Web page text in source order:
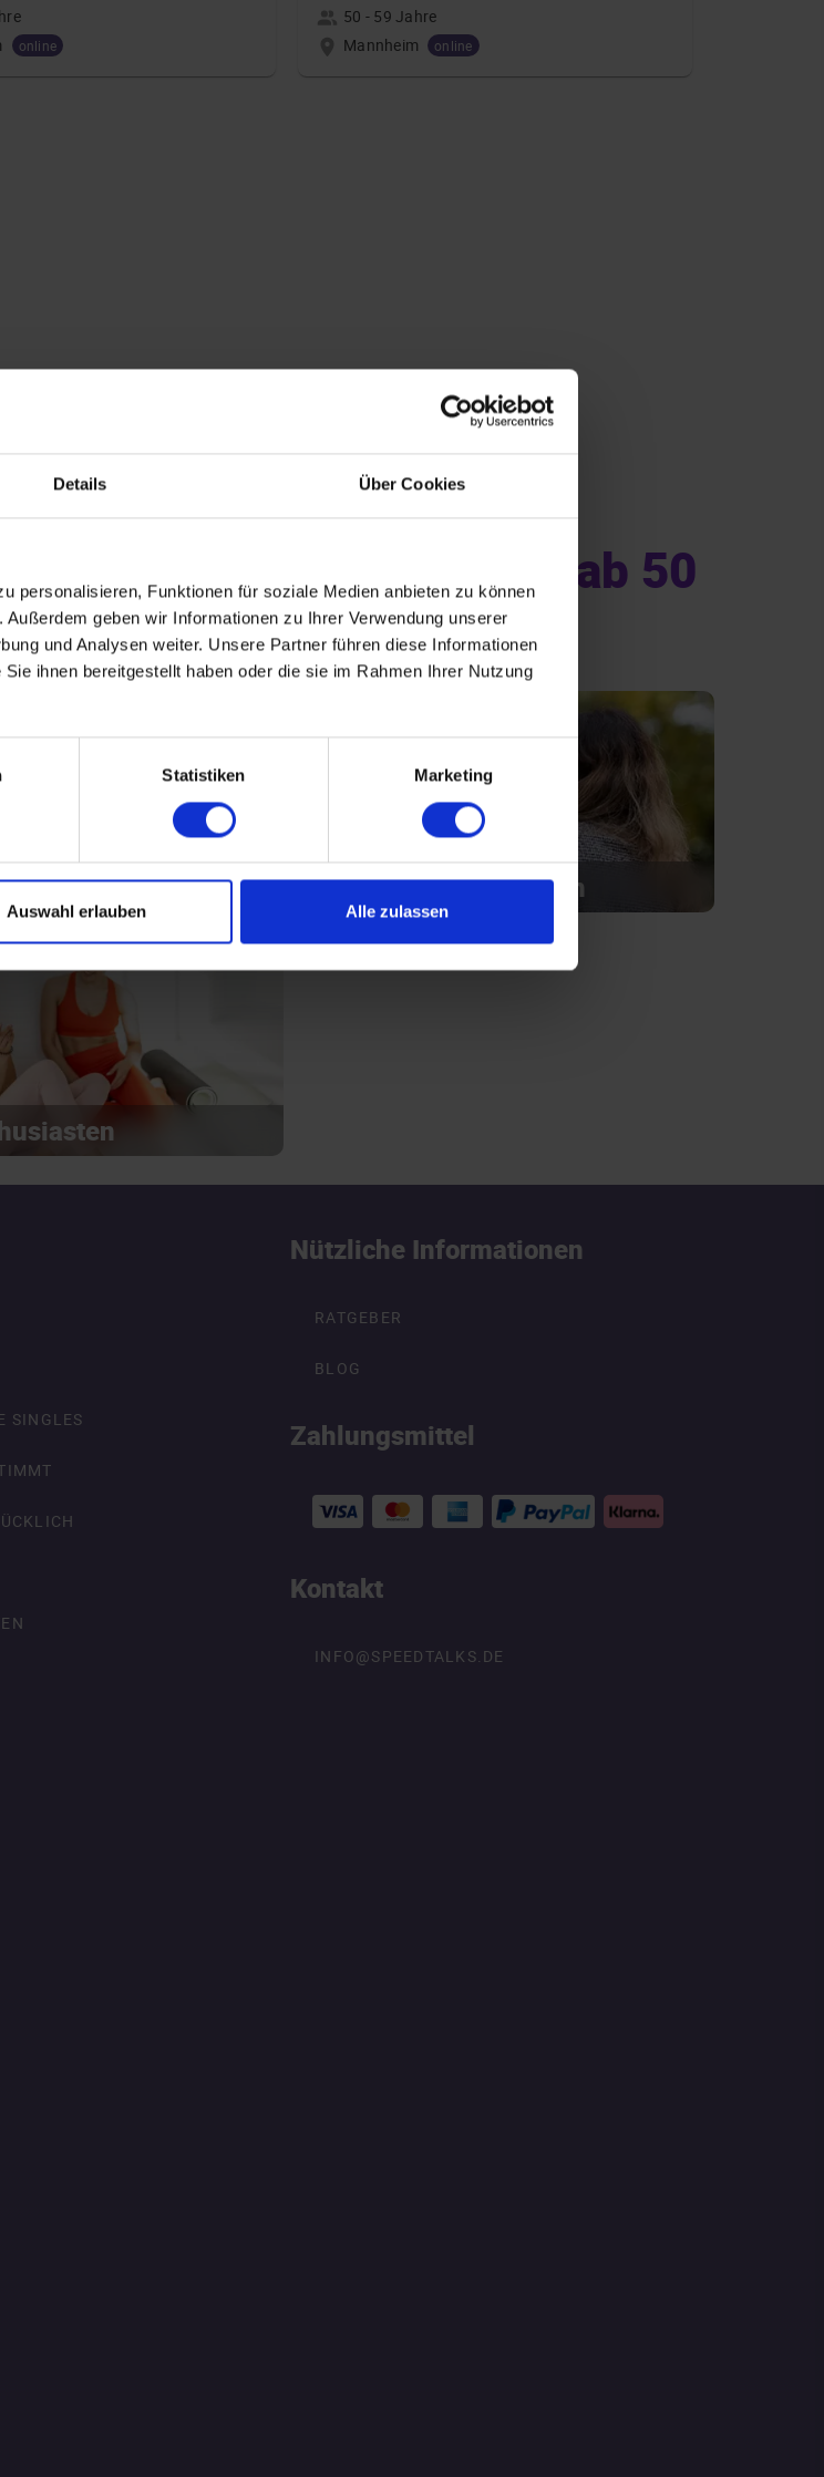
Details Über Cookies
personalisieren, Funktionen für soziale Medien anbieten zu können
geben wir Informationen zu Ihrer Verwendung unserer
und Analysen weiter. Unsere Partner führen diese Informationen
ihnen bereitgestellt haben oder die sie im Rahmen Ihrer Nutzung
Statistiken Marketing
Auswahl erlauben Alle zulassen
online
50 - 59 Jahre
Mannheim
online
für lesbische Singles ab 50
Jahren
bestimmt Introvertiert glücklich
SINGLES
Nützliche Informationen
RATGEBER
BLOG
Zahlungsmittel
Kontakt
INFO@SPEEDTALKS.DE